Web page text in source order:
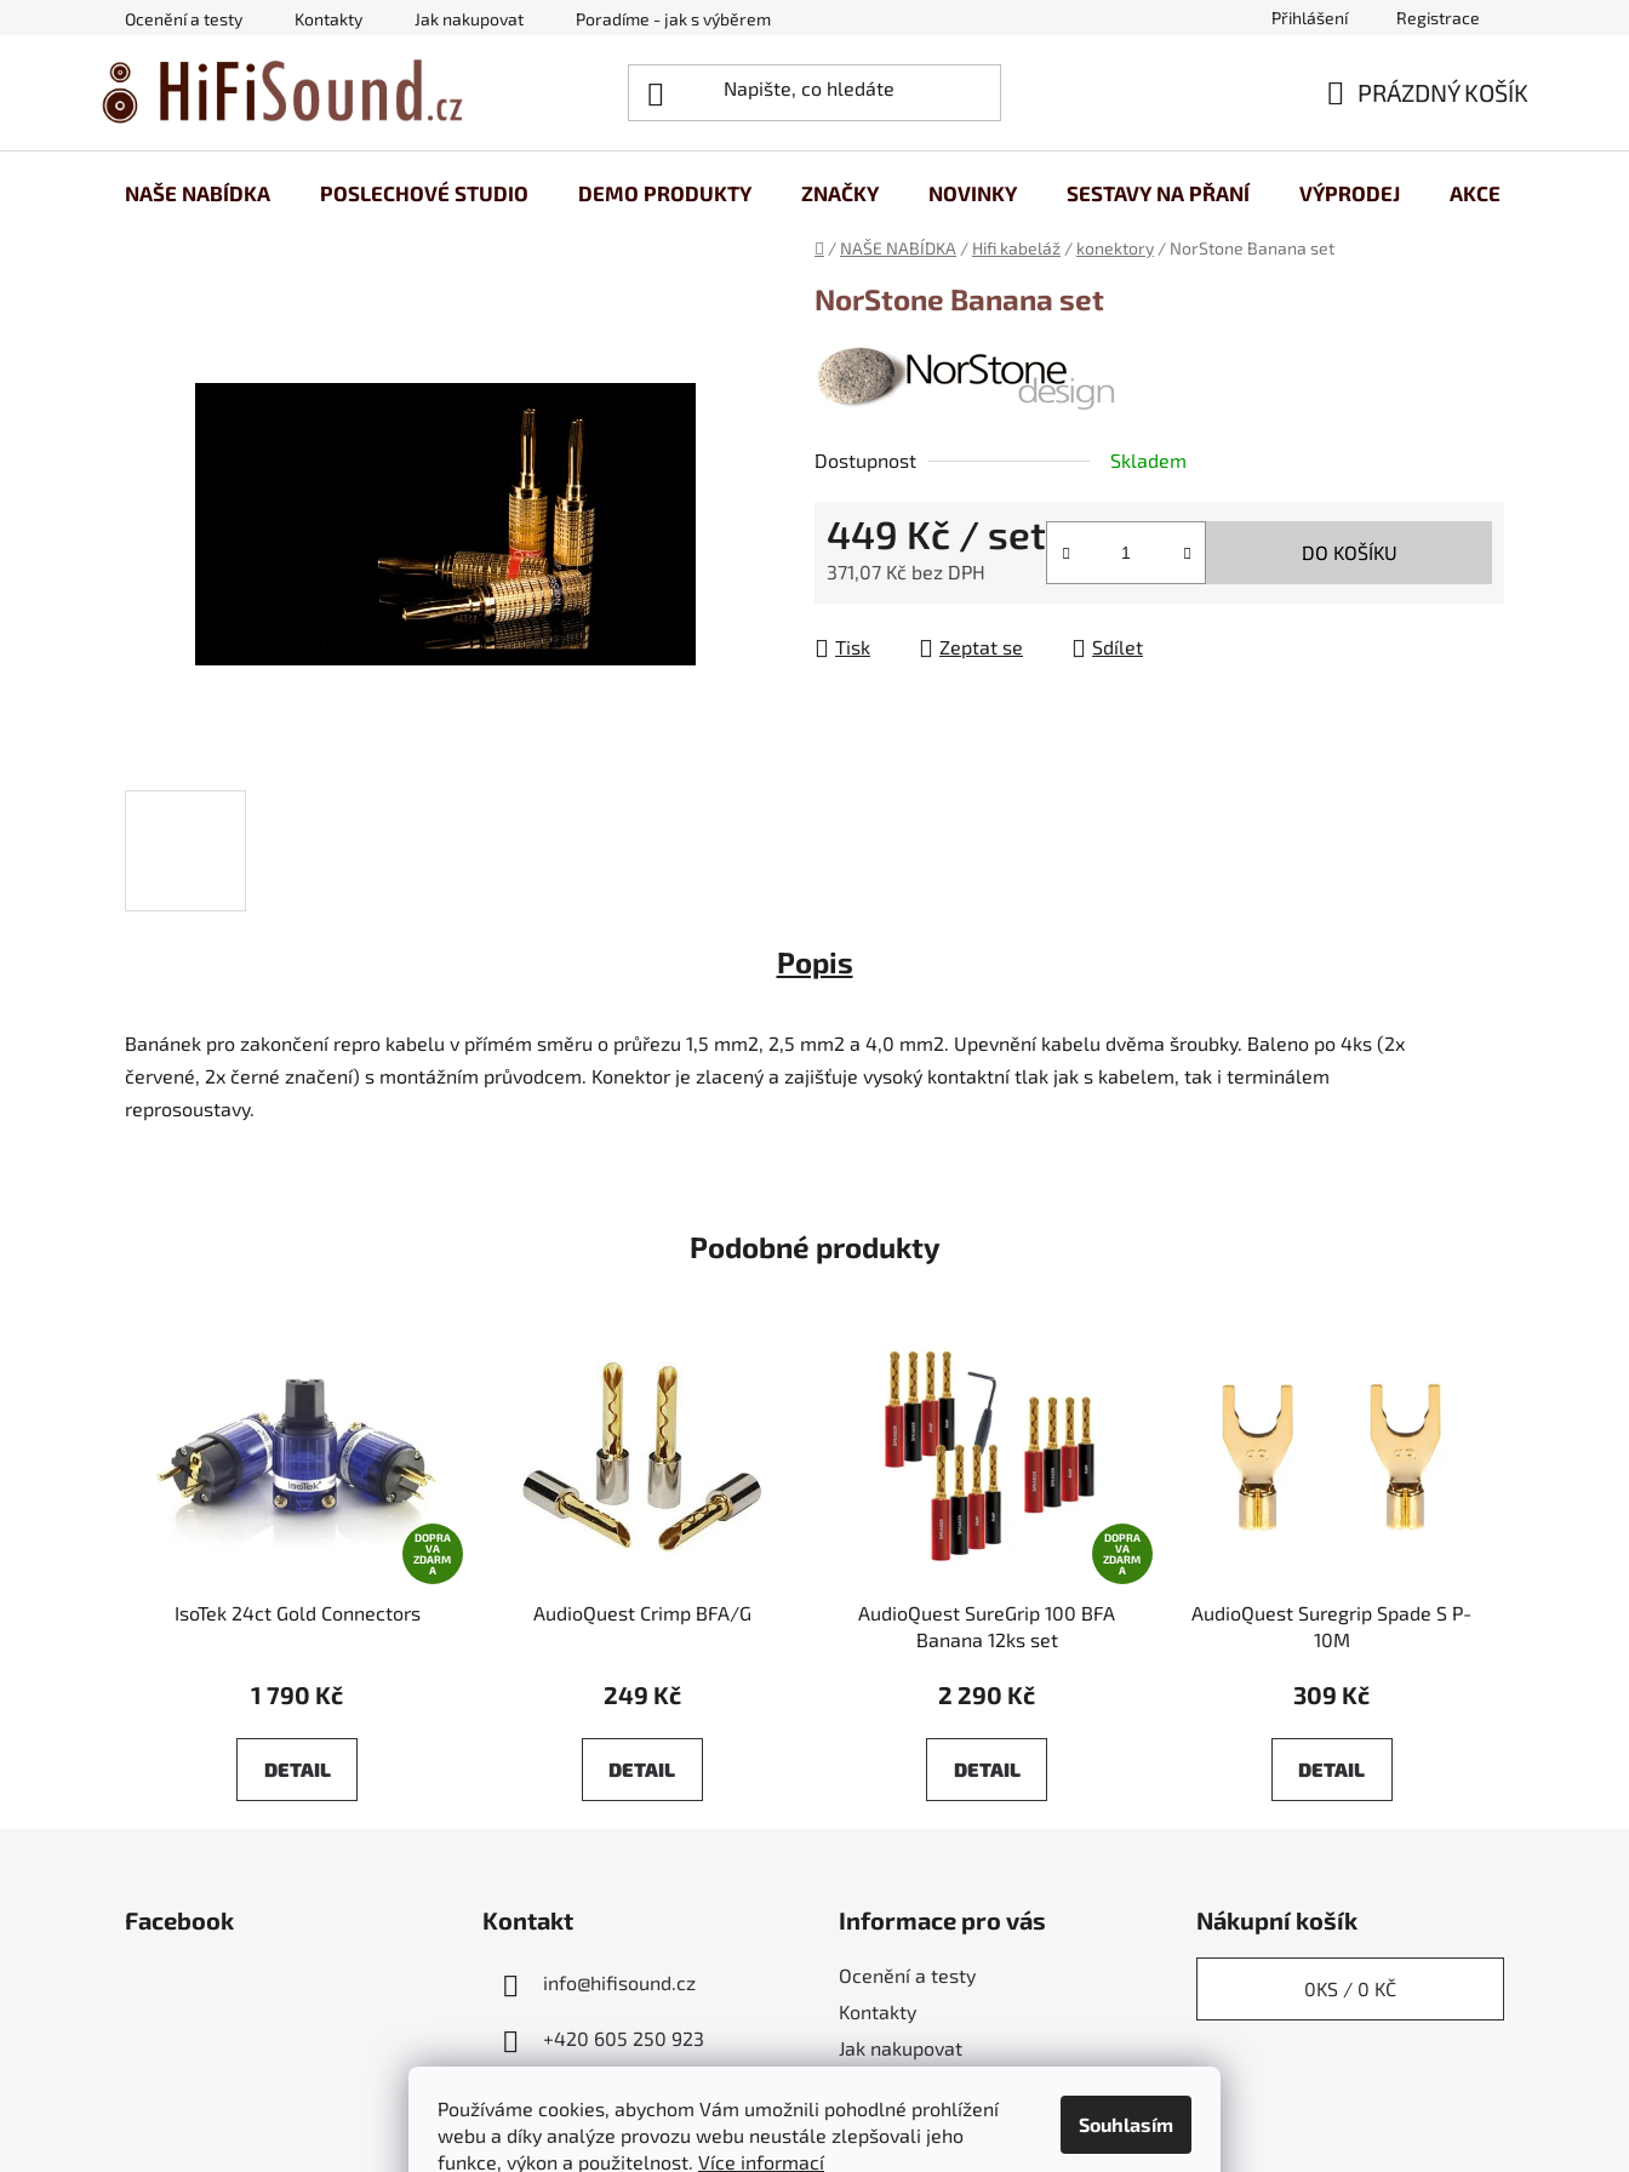
Používáme cookies, abychom Vám umožnili pohodlné prohlížení
webu a díky analýze provozu webu neustále zlepšovali jeho
funkce, výkon a použitelnost. Více informací
Souhlasím
Ocenění a testy Kontakty Jak nakupovat Poradíme - jak s výběrem Přihlášení Registrace
KOŠÍK
PRÁZDNÝ KOŠÍK
NAŠE NABÍDKA POSLECHOVÉ STUDIO DEMO PRODUKTY ZNAČKY NOVINKY SESTAVY NA PŘANÍ VÝPRODEJ AKCE
Domů
/ NAŠE NABÍDKA / Hifi kabeláž / konektory / NorStone Banana set
NorStone Banana set
Dostupnost Skladem
449 Kč / set
371,07 Kč bez DPH
DO KOŠÍKU
Tisk Zeptat se Sdílet
Popis
Banánek pro zakončení repro kabelu v přímém směru o průřezu 1,5 mm2, 2,5 mm2 a 4,0 mm2. Upevnění kabelu dvěma šroubky. Baleno po 4ks (2x
červené, 2x černé značení) s montážním průvodcem. Konektor je zlacený a zajišťuje vysoký kontaktní tlak jak s kabelem, tak i terminálem
reprosoustavy.
Podobné produkty
DOPRA
VA
ZDARM
A
IsoTek 24ct Gold Connectors
1 790 Kč
DETAIL
AudioQuest Crimp BFA/G
249 Kč
DETAIL
DOPRA
VA
ZDARM
A
AudioQuest SureGrip 100 BFA
Banana 12ks set
2 290 Kč
DETAIL
AudioQuest Suregrip Spade S P-
10M
309 Kč
DETAIL
Facebook Kontakt
info@hifisound.cz
+420 605 250 923
Informace pro vás
Ocenění a testy
Kontakty
Jak nakupovat
Obchodní podmínky
Nákupní košík
0KS / 0 KČ